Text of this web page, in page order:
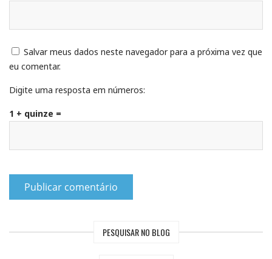
Salvar meus dados neste navegador para a próxima vez que
eu comentar.
Digite uma resposta em números:
1 + quinze =
PESQUISAR NO BLOG